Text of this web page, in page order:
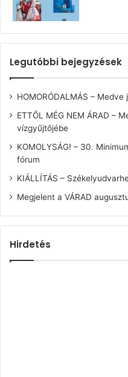
Legutóbbi bejegyzések
HOMORÓDALMÁS –
ETTŐL MÉG NEM ÁRAD –
vízgyűjtőjébe
KOMOLYSÁG! – 30.
fórum
KIÁLLÍTÁS –
Megjelent a VÁRAD
Hirdetés